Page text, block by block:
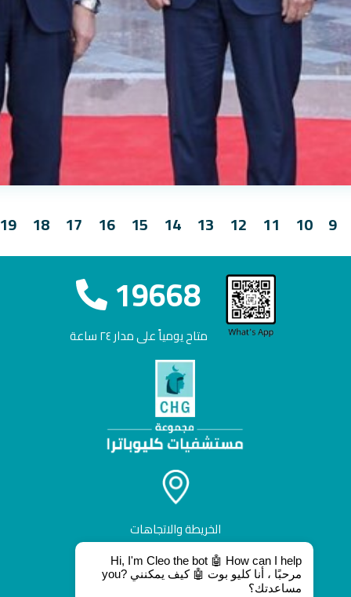
9
10
11
12
13
14
15
16
17
18
19668
متاح يومياً على مدار ٢٤ ساعة
الخريطة والاتجاهات
Hi, I'm Cleo the bot 🤖 How can I help
you? مرحبًا ، أنا كليو بوت 🤖 كيف يمكنني
مساعدتك؟